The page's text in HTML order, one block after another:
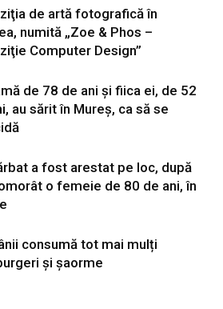
de artă fotografică în
numită „Zoe & Phos –
Computer Design”
de 78 de ani și fiica ei, de 52
au sărit în Mureș, ca să se
a fost arestat pe loc, după
o femeie de 80 de ani, în
consumă tot mai mulți
și șaorme